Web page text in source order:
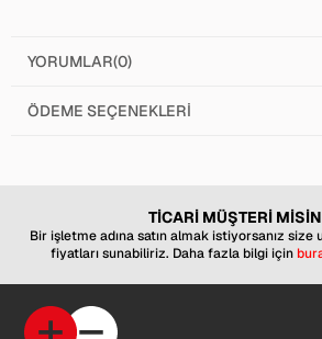
YORUMLAR(0)
ÖDEME SEÇENEKLERI
TİCARİ MÜŞTERİ
Bir işletme adına satın almak istiyorsanız
fiyatları sunabiliriz. Daha fazla bilgi için